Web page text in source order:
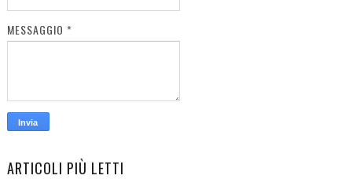
MESSAGGIO *
ARTICOLI PIÙ LETTI